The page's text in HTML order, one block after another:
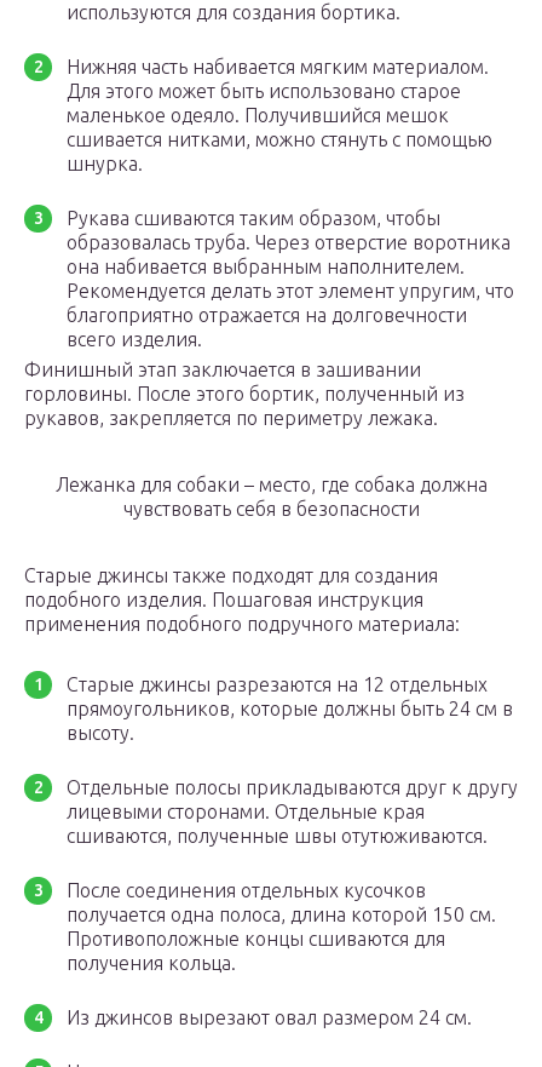
используются для создания бортика.
Нижняя часть набивается мягким материалом.
Для этого может быть использовано старое
маленькое одеяло. Получившийся мешок
сшивается нитками, можно стянуть с помощью
шнурка.
Рукава сшиваются таким образом, чтобы
образовалась труба. Через отверстие воротника
она набивается выбранным наполнителем.
Рекомендуется делать этот элемент упругим, что
благоприятно отражается на долговечности
всего изделия.
Финишный этап заключается в зашивании
горловины. После этого бортик, полученный из
рукавов, закрепляется по периметру лежака.
Лежанка для собаки – место, где собака должна
чувствовать себя в безопасности
Старые джинсы также подходят для создания
подобного изделия. Пошаговая инструкция
применения подобного подручного материала:
Старые джинсы разрезаются на 12 отдельных
прямоугольников, которые должны быть 24 см в
высоту.
Отдельные полосы прикладываются друг к другу
лицевыми сторонами. Отдельные края
сшиваются, полученные швы отутюживаются.
После соединения отдельных кусочков
получается одна полоса, длина которой 150 см.
Противоположные концы сшиваются для
получения кольца.
Из джинсов вырезают овал размером 24 см.